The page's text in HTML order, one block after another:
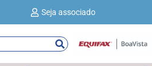
Seja associado